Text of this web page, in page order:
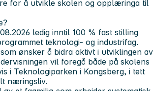
for å utvikle skolen og opplæringa til
ledig inntil 100 % fast stilling
teknologi- og industrifag.
ønsker å bidra aktivt i utviklingen av
vil foregå både på skolens
i Teknologiparken i Kongsberg, i tett
næringsliv.